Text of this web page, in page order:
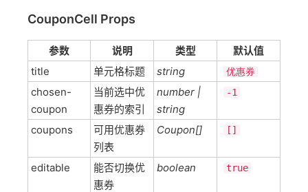
CouponCell Props
参数 说明 类型
默认值
title
单元格标题 string 优惠券
chosen-
coupon
当前选中优
惠券的索引
number |
string
-1
coupons
可用优惠券
列表
Coupon[] []
editable
能否切换优
惠券
boolean true